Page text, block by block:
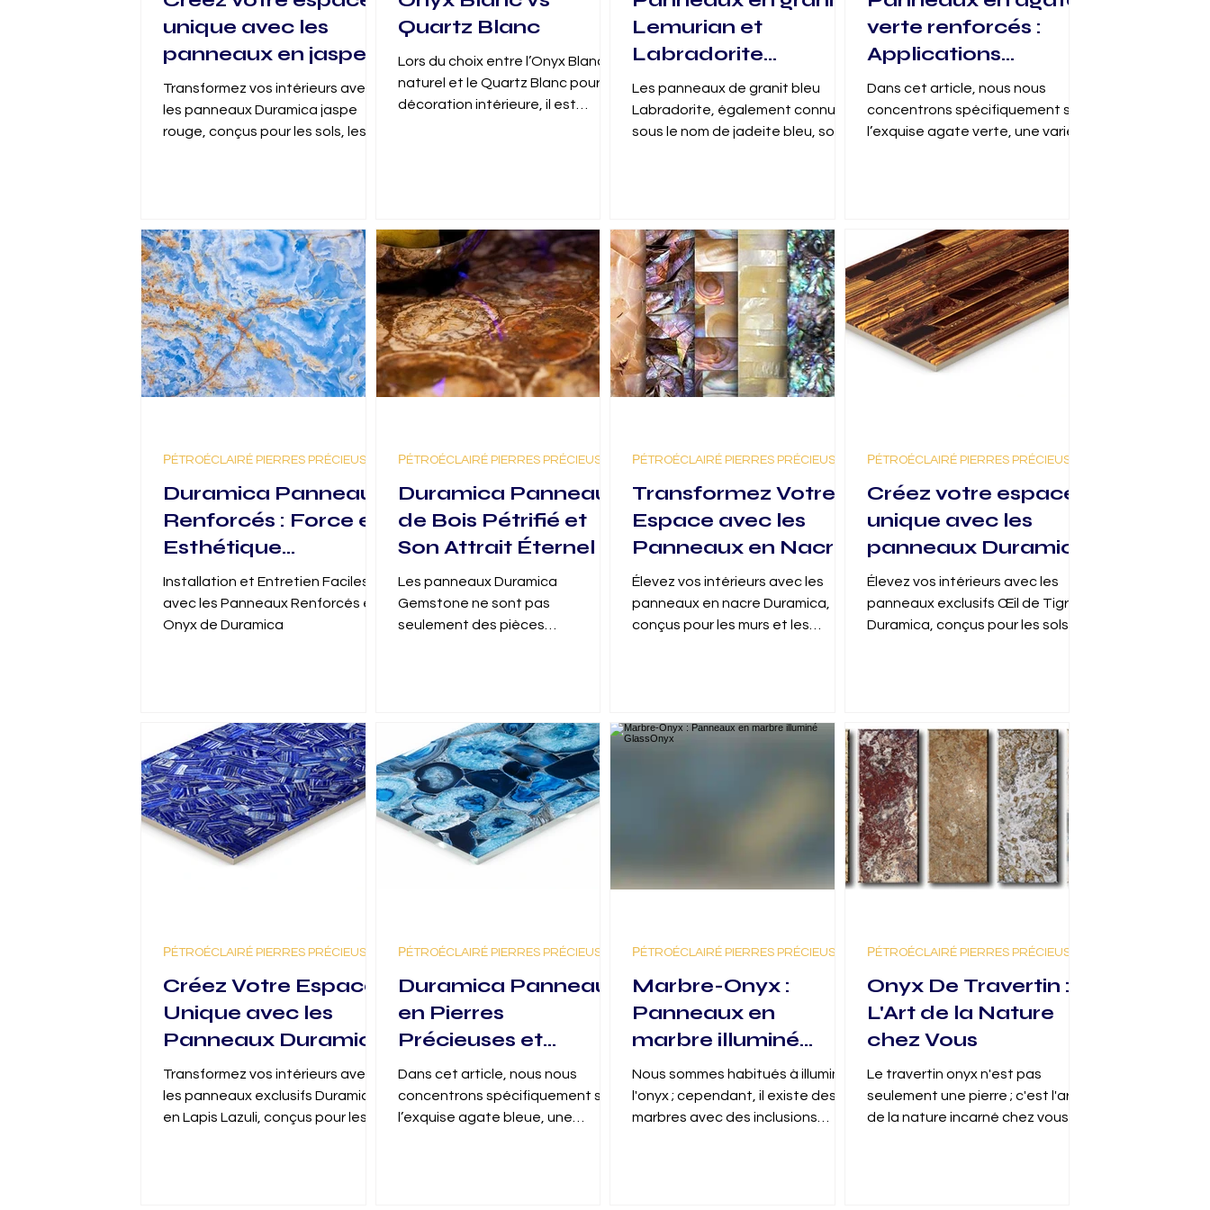
unique avec les
panneaux en jaspe
rouge de Duramica
Transformez vos intérieurs avec
les panneaux Duramica jaspe
rouge, conçus pour les sols, les
Quartz Blanc
Lors du choix entre l’Onyx Blanc
naturel et le Quartz Blanc pour la
décoration intérieure, il est
Lemurian et
Labradorite
(Labrador) : une
touche luxueuse
pour intérieurs et
Les panneaux de granit bleu
Labradorite, également connus
sous le nom de jadeite bleu, sont
verte renforcés :
Applications
exclusives avec
Duramica et
GlassOnyx
Dans cet article, nous nous
concentrons spécifiquement sur
l’exquise agate verte, une variété
Duramica Panneaux
Renforcés : Force et
Esthétique
Améliorées de l’Onyx
Bleu pour des
Applications
Installation et Entretien Faciles
avec les Panneaux Renforcés en
Onyx de Duramica
РÉTROÉCLAIRÉ PIERRES PRÉCIEUSES
Duramica Panneaux
de Bois Pétrifié et
Son Attrait Éternel
Les panneaux Duramica
Gemstone ne sont pas
seulement des pièces
РÉTROÉCLAIRÉ PIERRES PRÉCIEUSES
Transformez Votre
Espace avec les
Panneaux en Nacre
Duramica : Une
Fusion d’Élégance
et d’Artisanat
Élevez vos intérieurs avec les
panneaux en nacre Duramica,
conçus pour les murs et les
РÉTROÉCLAIRÉ PIERRES PRÉCIEUSES
Créez votre espace
unique avec les
panneaux Duramica
en Oeil de Tigre
Élevez vos intérieurs avec les
panneaux exclusifs Œil de Tigre
Duramica, conçus pour les sols,
РÉTROÉCLAIRÉ PIERRES PRÉCIEUSES
Créez Votre Espace
Unique avec les
Panneaux Duramica
en Lapis Lazuli
Transformez vos intérieurs avec
les panneaux exclusifs Duramica
en Lapis Lazuli, conçus pour les
РÉTROÉCLAIRÉ PIERRES PRÉCIEUSES
Duramica Panneau
en Pierres
Précieuses et
GlassOnyx : des
solutions distinctes
pour les applications
Dans cet article, nous nous
concentrons spécifiquement sur
l’exquise agate bleue, une
РÉTROÉCLAIRÉ PIERRES PRÉCIEUSES
Marbre-Onyx :
Panneaux en
marbre illuminé
GlassOnyx
Nous sommes habitués à illuminer
l'onyx ; cependant, il existe des
marbres avec des inclusions
РÉTROÉCLAIRÉ PIERRES PRÉCIEUSES
Onyx De Travertin :
L'Art de la Nature
chez Vous
Le travertin onyx n'est pas
seulement une pierre ; c'est l'art
de la nature incarné chez vous.
РÉTROÉCLAIRÉ PIERRES PRÉCIEUSES